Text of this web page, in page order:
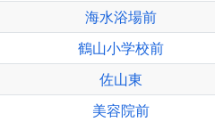
海水浴場前
鶴山小学校前
佐山東
美容院前